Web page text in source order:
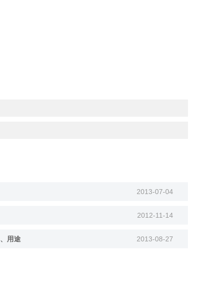
2013-07-04
2012-11-14
用途 2013-08-27